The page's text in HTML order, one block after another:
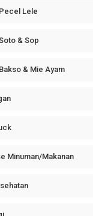
Lele
& Sop
& Mie Ayam
Minuman/Makanan